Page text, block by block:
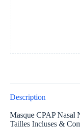
Description
Masque CPAP Nasal
Tailles Incluses &